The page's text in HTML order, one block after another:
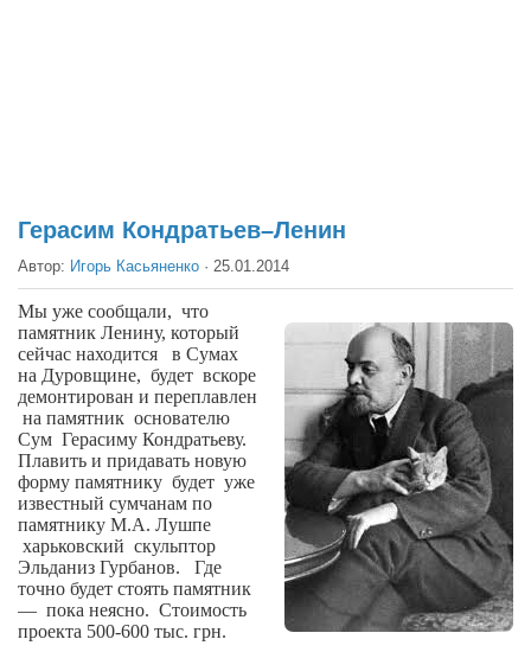
Выборы
Традиции
Опросы
Экология
Здоровье
Здоровый образ жизни
Сам себе доктор
Активный отдых
Курьезы
Герасим Кондратьев–Ленин
Автор: Игорь Касьяненко · 25.01.2014
Мы уже сообщали, что
памятник Ленину, который
сейчас находится
в Сумах
на Дуровщине, будет вскоре
демонтирован и переплавлен
на памятник основателю
Сум Герасиму Кондратьеву.
Плавить и придавать новую
форму памятнику будет уже
известный сумчанам по
памятнику М.А. Лушпе
харьковский скульптор
Эльданиз Гурбанов.
Где
точно будет стоять памятник
— пока неясно. Стоимость
проекта 500-600 тыс. грн.